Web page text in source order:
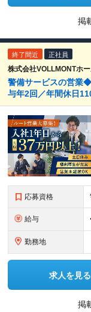
掲
終了間近 正社員
株式会社VOLLMONTホ
警備サービスの営業
与年2回／年間休日
応募資格
給与
勤務地
求人を見る
掲